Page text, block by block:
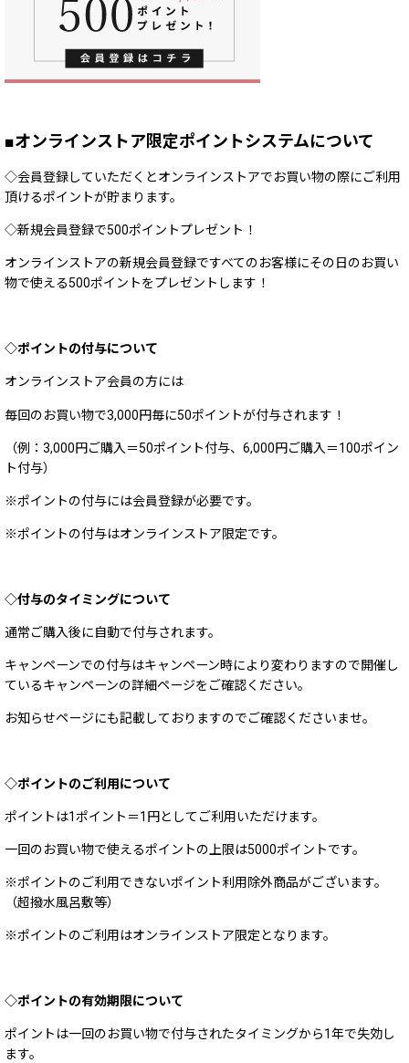
■オンラインストア限定ポイントシステムについて
◇会員登録していただくとオンラインストアでお買い物の際にご利用
頂けるポイントが貯まります。
◇新規会員登録で500ポイントプレゼント！
オンラインストアの新規会員登録ですべてのお客様にその日のお買い
物で使える500ポイントをプレゼントします！
◇ポイントの付与について
オンラインストア会員の方には
毎回のお買い物で3,000円毎に50ポイントが付与されます！
（例：3,000円ご購入＝50ポイント付与、6,000円ご購入＝100ポイン
ト付与）
※ポイントの付与には会員登録が必要です。
※ポイントの付与はオンラインストア限定です。
◇付与のタイミングについて
通常ご購入後に自動で付与されます。
キャンペーンでの付与はキャンペーン時により変わりますので開催し
ているキャンペーンの詳細ページをご確認ください。
お知らせページにも記載しておりますのでご確認くださいませ。
◇ポイントのご利用について
ポイントは1ポイント＝1円としてご利用いただけます。
一回のお買い物で使えるポイントの上限は5000ポイントです。
※ポイントのご利用できないポイント利用除外商品がございます。
（超撥水風呂敷等）
※ポイントのご利用はオンラインストア限定となります。
◇ポイントの有効期限について
ポイントは一回のお買い物で付与されたタイミングから1年で失効し
ます。